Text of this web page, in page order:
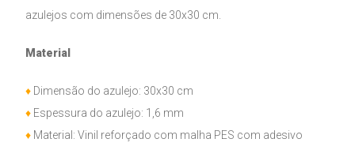
azulejos com dimensões de 30x30 cm.
Material
♦ Dimensão do azulejo: 30x30 cm
♦ Espessura do azulejo: 1,6 mm
♦ Material: Vinil reforçado com malha PES com adesivo